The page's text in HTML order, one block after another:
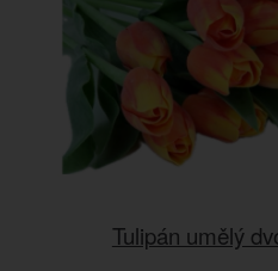
Tulipán umělý